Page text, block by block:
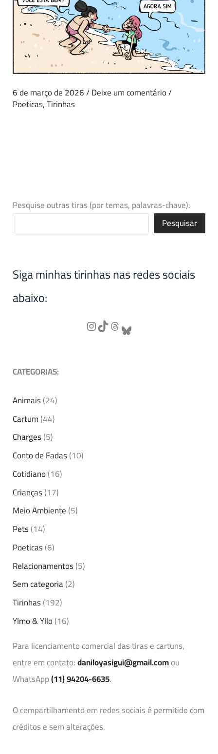
6 de março de 2026/Deixe um comentário/
Poeticas,Tirinhas
Pesquise outras tiras (por temas, palavras-chave):
Pesquisar
Siga minhas tirinhas nas redes sociais
abaixo:
CATEGORIAS:
Animais(24)
Cartum(44)
Charges(5)
Conto de Fadas(10)
Cotidiano(16)
Crianças(17)
Meio Ambiente(5)
Pets(14)
Poeticas(6)
Relacionamentos(5)
Sem categoria(2)
Tirinhas(192)
Ylmo & Yllo(16)
Para licenciamento comercial das tiras e cartuns,
entre em contato:daniloyasigui@gmail.comou
WhatsApp(11) 94204-6635.
O compartilhamento em redes sociais é permitido com
créditos e sem alterações.